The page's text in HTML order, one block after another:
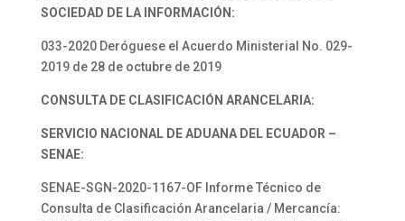
SOCIEDAD DE LA INFORMACIÓN:
033-2020 Deróguese el Acuerdo Ministerial No. 029-
2019 de 28 de octubre de 2019
CONSULTA DE CLASIFICACIÓN ARANCELARIA:
SERVICIO NACIONAL DE ADUANA DEL ECUADOR –
SENAE:
SENAE-SGN-2020-1167-OF Informe Técnico de
Consulta de Clasificación Arancelaria / Mercancía: